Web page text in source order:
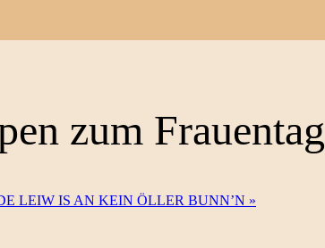
zum Frauentag
DE LEIW IS AN KEIN ÖLLER BUNN’N »